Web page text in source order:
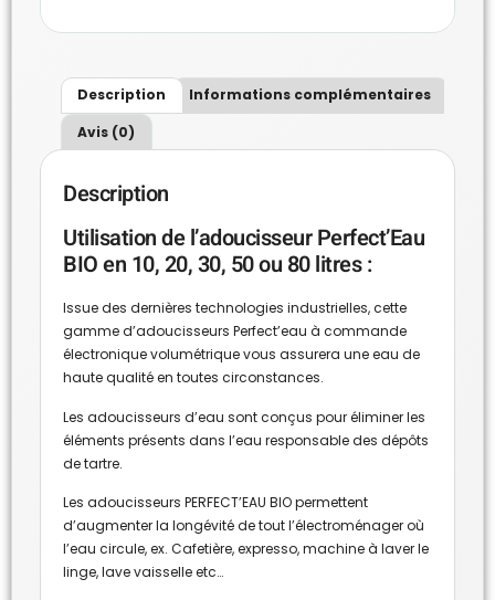
Description
Informations complémentaires
Avis (0)
Description
Utilisation de l’adoucisseur Perfect’Eau
BIO en 10, 20, 30, 50 ou 80 litres :
Issue des dernières technologies industrielles, cette
gamme d’adoucisseurs Perfect’eau à commande
électronique volumétrique vous assurera une eau de
haute qualité en toutes circonstances.
Les adoucisseurs d’eau sont conçus pour éliminer les
éléments présents dans l’eau responsable des dépôts
de tartre.
Les adoucisseurs PERFECT’EAU BIO permettent
d’augmenter la longévité de tout l’électroménager où
l’eau circule, ex. Cafetière, expresso, machine à laver le
linge, lave vaisselle etc…